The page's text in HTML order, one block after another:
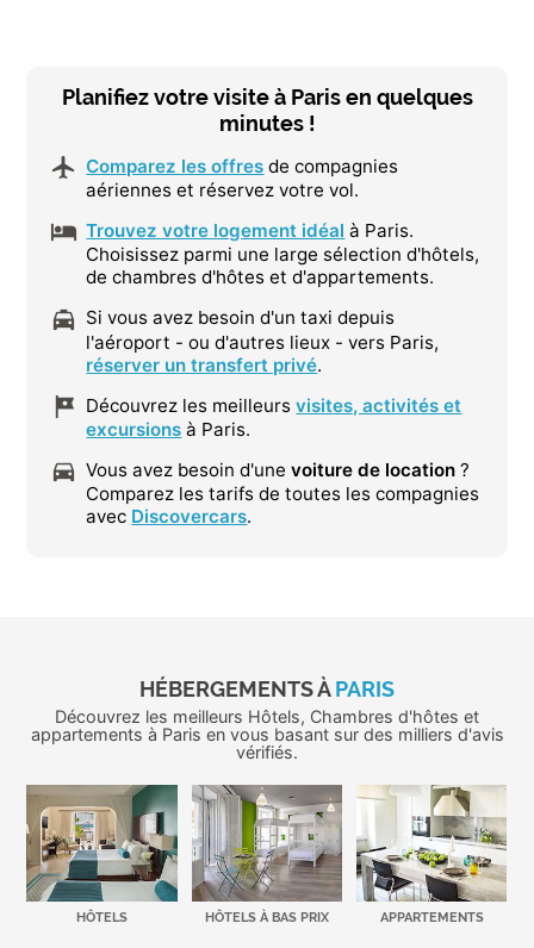
Planifiez votre visite à Paris en quelques
minutes !
Comparez les offres de compagnies
aériennes et réservez votre vol.
Trouvez votre logement idéal à Paris.
Choisissez parmi une large sélection d'hôtels,
de chambres d'hôtes et d'appartements.
Si vous avez besoin d'un taxi depuis
l'aéroport - ou d'autres lieux - vers Paris,
réserver un transfert privé.
Découvrez les meilleursvisites, activités et
excursions à Paris.
Vous avez besoin d'unevoiture de location ?
Comparez les tarifs de toutes les compagnies
avec Discovercars.
HÉBERGEMENTS ÀPARIS
Découvrez les meilleurs Hôtels, Chambres d'hôtes et
appartements à Paris en vous basant sur des milliers d'avis
vérifiés.
HÔTELS HÔTELS À BAS PRIX APPARTEMENTS